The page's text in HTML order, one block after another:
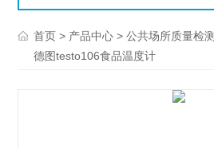
首页 > 产品中心 >公共场所质量检测
德图testo106食品温度计